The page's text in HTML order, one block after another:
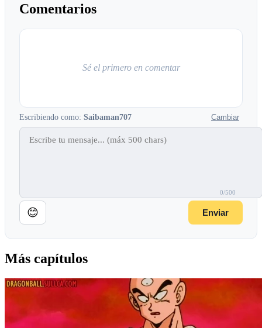
Comentarios
Sé el primero en comentar
Escribiendo como: Saibaman707 Cambiar
0/500
😊 Enviar
Más capítulos